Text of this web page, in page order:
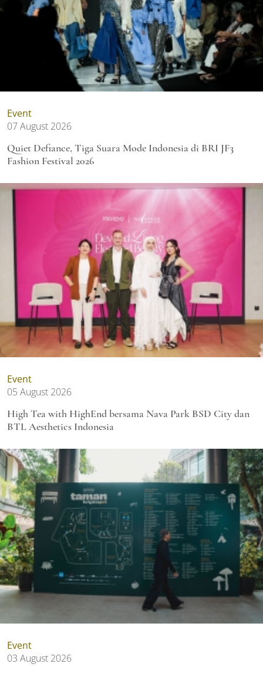
Event
07 August 2026
Quiet Defiance, Tiga Suara Mode Indonesia di BRI JF3
Fashion Festival 2026
Event
05 August 2026
High Tea with HighEnd bersama Nava Park BSD City dan
BTL Aesthetics Indonesia
Event
03 August 2026